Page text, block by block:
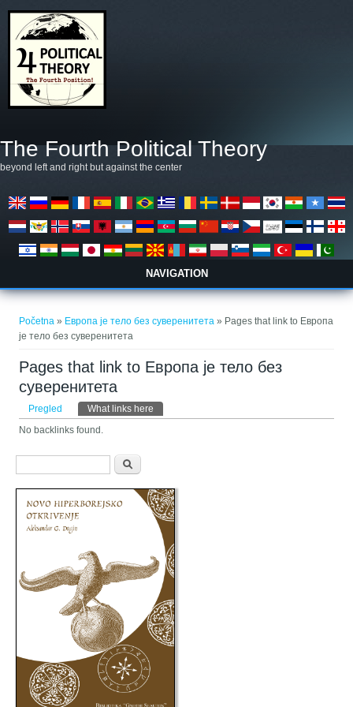
The Fourth Political Theory
beyond left and right but against the center
NAVIGATION
Početna » Европа је тело без суверенитета » Pages that link to Европа
је тело без суверенитета
Pages that link to Европа је тело без
суверенитета
Primarni tabovi
Pregled What links here
No backlinks found.
Obrazac pretraživanja